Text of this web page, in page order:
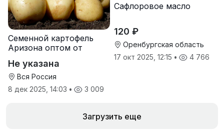
Семенной картофель
Аризона оптом от
Не указана
Вся Россия
8 дек 2025, 14:03 • 3 009
Сафлоровое масло
120 ₽
Оренбургская область
17 окт 2025, 12:15 • 4 766
Загрузить еще